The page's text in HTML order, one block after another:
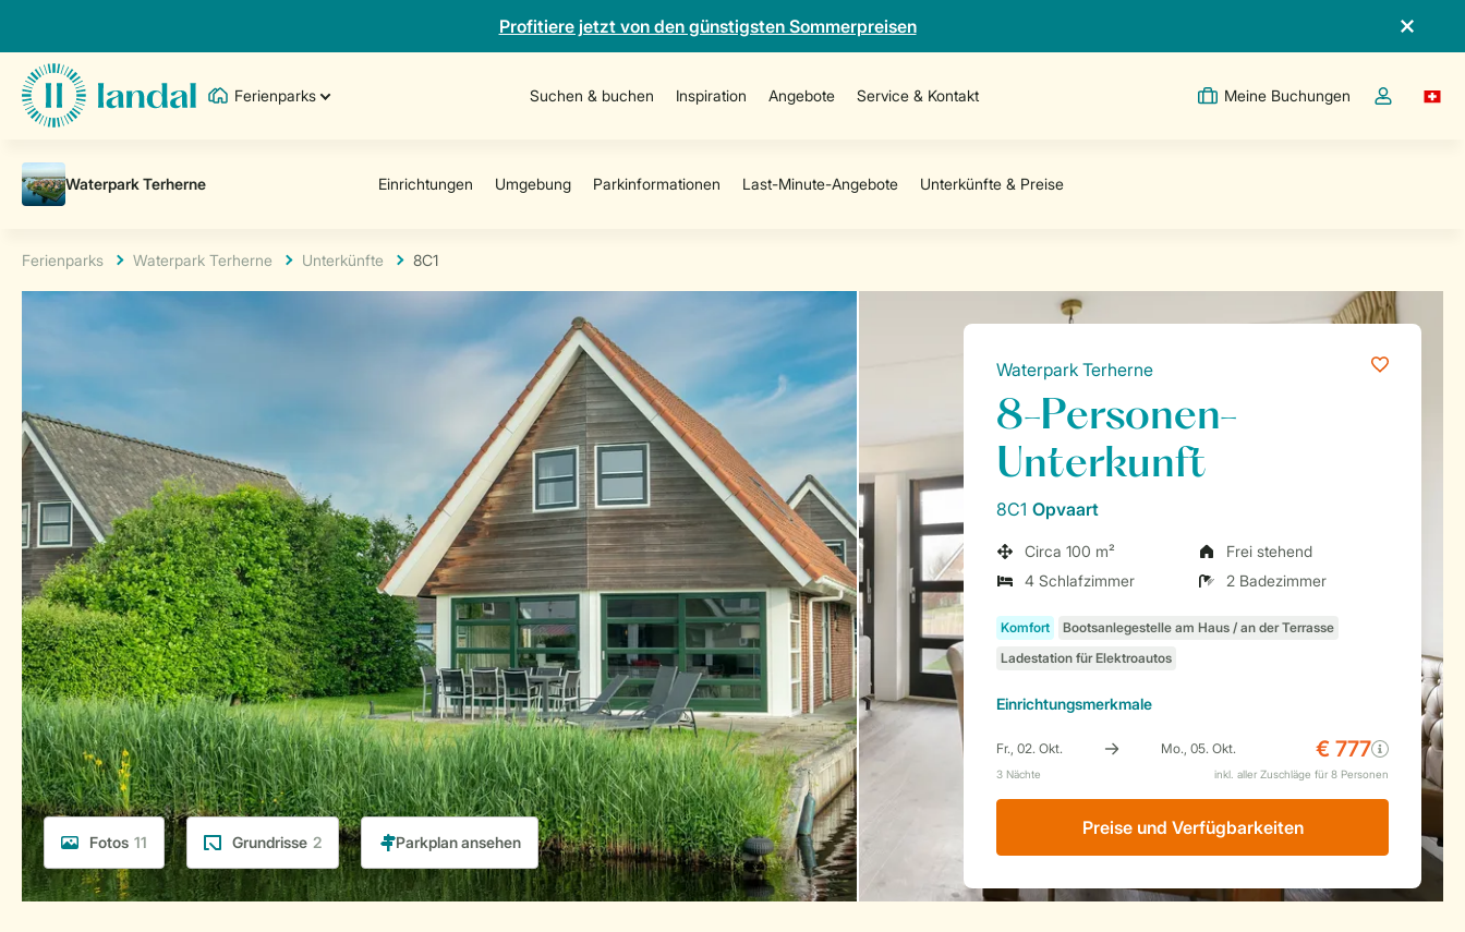
Profitiere jetzt von den günstigsten Sommerpreisen
Ferienparks Suchen & buchen Inspiration Angebote Service & Kontakt Meine Buchungen
Dropdown-
Ferienparks Waterpark Terherne Unterkünfte 8C1
Fotos 11 Grundrisse 2
Waterpark Terherne
8-Personen-
Unterkunft
8C1 Opvaart
Circa 100 m²
Frei stehend
4 Schlafzimmer
2 Badezimmer
Einrichtungsmerkmale
Preise und Verfügbarkeiten